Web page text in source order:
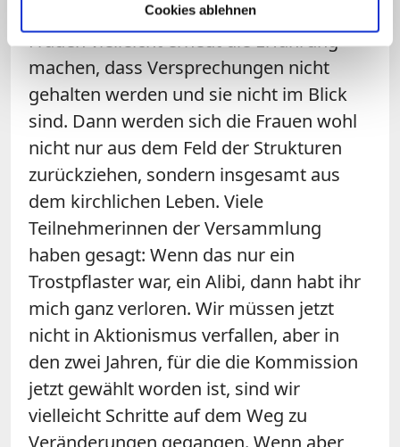
Cookies ablehnen
guten Dialog zu kommen, dann müssen
Frauen vielleicht erneut die Erfahrung
machen, dass Versprechungen nicht
gehalten werden und sie nicht im Blick
sind. Dann werden sich die Frauen wohl
nicht nur aus dem Feld der Strukturen
zurückziehen, sondern insgesamt aus
dem kirchlichen Leben. Viele
Teilnehmerinnen der Versammlung
haben gesagt: Wenn das nur ein
Trostpflaster war, ein Alibi, dann habt ihr
mich ganz verloren. Wir müssen jetzt
nicht in Aktionismus verfallen, aber in
den zwei Jahren, für die die Kommission
jetzt gewählt worden ist, sind wir
vielleicht Schritte auf dem Weg zu
Veränderungen gegangen. Wenn aber